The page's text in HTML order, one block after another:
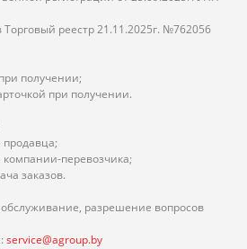
реестр 21.11.2025г. №762056
получении;
при получении.
перевозчика;
заказов.
разрешение вопросов
service@agroup.by